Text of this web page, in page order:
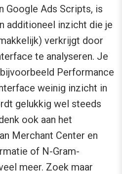
Google Ads Scripts, is
additioneel inzicht die je
verkrijgt door
te analyseren. Je
Performance
weinig inzicht in
gelukkig wel steeds
ook aan het
Merchant Center en
of N-Gram-
meer. Zoek maar